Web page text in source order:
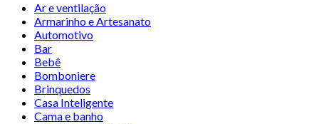
Ar e ventilação
Armarinho e Artesanato
Automotivo
Bar
Bebê
Bomboniere
Brinquedos
Casa Inteligente
Cama e banho